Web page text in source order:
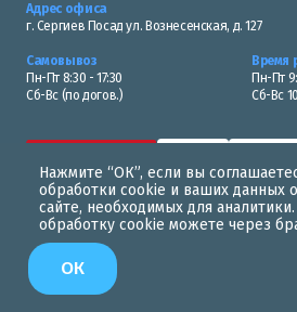
Нажмите “ОК”, если вы
обработки cookie и ваших данных
сайте, необходимых для
обработку cookie можете через
ОК
Адрес офиса
г. Сергиев Посад ул. Вознесенская, д. 127
Самовывоз
Пн-Пт 8:30 - 17:30
Сб-Вс (по догов.)
Время
Пн-Пт
Сб-Вс
Политика в области обработки